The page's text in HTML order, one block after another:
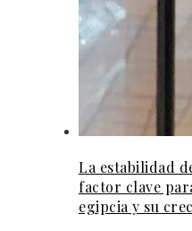
La estabilidad
factor clave
egipcia y su